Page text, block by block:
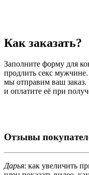
Как заказать?
Заполните форму для
продлить секс
мы отправим ваш
и оплатите её при
Отзывы
Дарья: как увеличить